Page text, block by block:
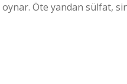
Öte yandan sülfat,